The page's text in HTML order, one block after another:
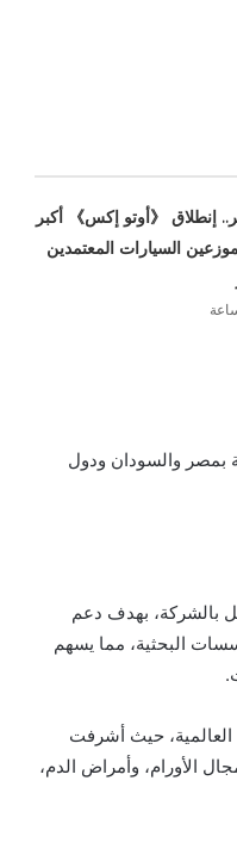
إنطلاق 《أوتو إكس》 أكبر
السيارات المعتمدين
بمصر والسودان ودول
بالشركة، بهدف دعم
البحثية، مما يسهم
الدواء العالمية، حيث أشرفت
الأورام، وأمراض الدم،